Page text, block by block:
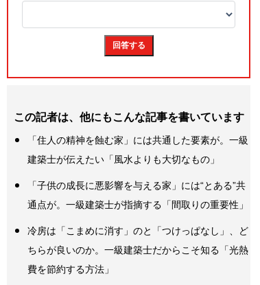
この記者は、他にもこんな記事を書いています
「住人の精神を蝕む家」には共通した要素が。一級
建築士が伝えたい「風水よりも大切なもの」
「子供の成長に悪影響を与える家」には“とある”共
通点が。一級建築士が指摘する「間取りの重要性」
冷房は「こまめに消す」のと「つけっぱなし」、ど
ちらが良いのか。一級建築士だからこそ知る「光熱
費を節約する方法」